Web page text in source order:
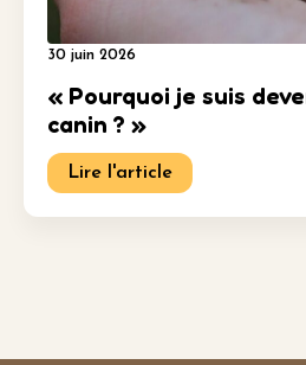
« Pourquoi je suis
canin ? »
30 juin 2026
Lire l'article